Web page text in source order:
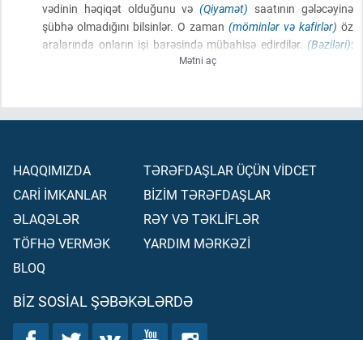
vədinin həqiqət olduğunu və(Qiyamət) saatının gələcəyinə
şübhə olmadığını bilsinlər. O zaman (möminlər və kafirlər) öz
aralarında onların işi barəsində mübahisə edirdilər. (Bəziləri):
«Onların üstündə bir bina tikin. Rəbbi onların halını daha yaxşı
Mətni aç
HAQQIMIZDA
CARİ İMKANLAR
ƏLAQƏLƏR
TÖFHƏ VERMƏK
BLOQ
TƏRƏFDAŞLAR ÜÇÜN VİDCET
BİZİM TƏRƏFDAŞLAR
RƏY VƏ TƏKLİFLƏR
YARDIM MƏRKƏZİ
BIZ SOSIAL ŞƏBƏKƏLƏRDƏ